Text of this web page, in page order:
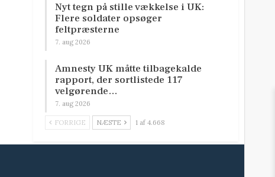
Nyt tegn på stille vækkelse i UK:
Flere soldater opsøger
feltpræsterne
7. aug 2026
Amnesty UK måtte tilbagekalde
rapport, der sortlistede 117
velgørende…
7. aug 2026
FORRIGE NÆSTE 1 af 4.668